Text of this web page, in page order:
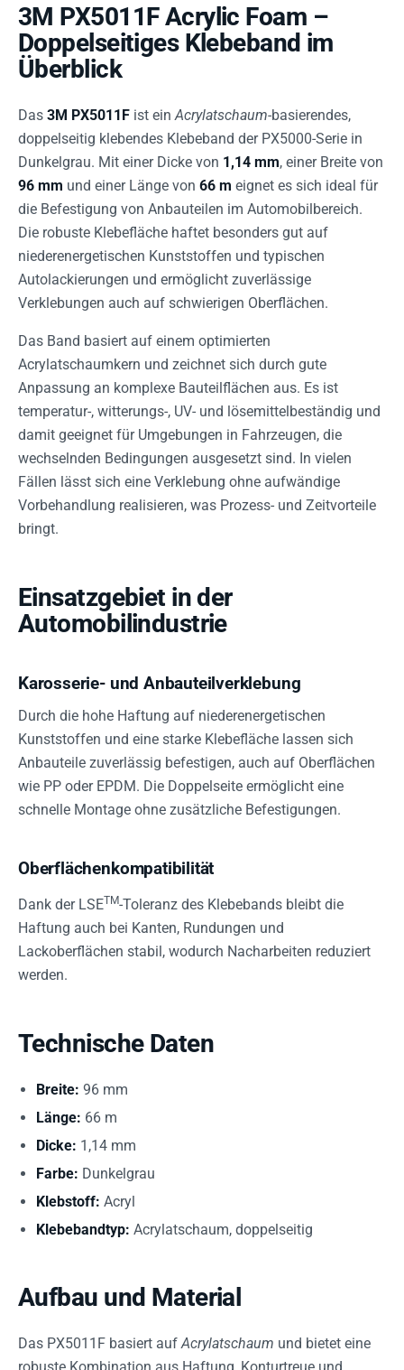
3M PX5011F Acrylic Foam –
Doppelseitiges Klebeband im
Überblick
Das 3M PX5011F ist einAcrylatschaum-basierendes,
doppelseitig klebendes Klebeband der PX5000-Serie in
Dunkelgrau. Mit einer Dicke von 1,14 mm, einer Breite von
96 mm und einer Länge von 66 m eignet es sich ideal für
die Befestigung von Anbauteilen im Automobilbereich.
Die robuste Klebefläche haftet besonders gut auf
niederenergetischen Kunststoffen und typischen
Autolackierungen und ermöglicht zuverlässige
Verklebungen auch auf schwierigen Oberflächen.
Das Band basiert auf einem optimierten
Acrylatschaumkern und zeichnet sich durch gute
Anpassung an komplexe Bauteilflächen aus. Es ist
temperatur-, witterungs-, UV- und lösemittelbeständig und
damit geeignet für Umgebungen in Fahrzeugen, die
wechselnden Bedingungen ausgesetzt sind. In vielen
Fällen lässt sich eine Verklebung ohne aufwändige
Vorbehandlung realisieren, was Prozess- und Zeitvorteile
bringt.
Einsatzgebiet in der
Automobilindustrie
Karosserie- und Anbauteilverklebung
Durch die hohe Haftung auf niederenergetischen
Kunststoffen und eine starke Klebefläche lassen sich
Anbauteile zuverlässig befestigen, auch auf Oberflächen
wie PP oder EPDM. Die Doppelseite ermöglicht eine
schnelle Montage ohne zusätzliche Befestigungen.
Oberflächenkompatibilität
Dank der LSETM-Toleranz des Klebebands bleibt die
Haftung auch bei Kanten, Rundungen und
Lackoberflächen stabil, wodurch Nacharbeiten reduziert
werden.
Technische Daten
Breite: 96 mm
Länge: 66 m
Dicke: 1,14 mm
Farbe: Dunkelgrau
Klebstoff: Acryl
Klebebandtyp: Acrylatschaum, doppelseitig
Aufbau und Material
Das PX5011F basiert aufAcrylatschaum und bietet eine